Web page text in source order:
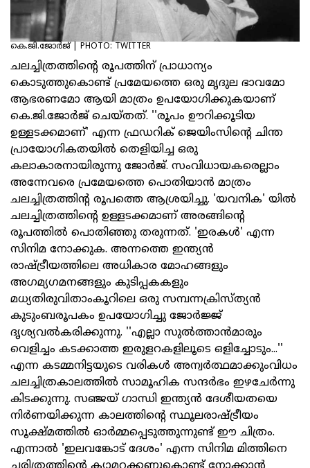
കെ.ജി.ജോര്‍ജ് | PHOTO: TWITTER
ചലച്ചിത്രത്തിന്റെ രൂപത്തിന് പ്രാധാന്യം
കൊടുത്തുകൊണ്ട് പ്രമേയത്തെ ഒരു മൃദുല ഭാവമോ
ആഭരണമോ ആയി മാത്രം ഉപയോഗിക്കുകയാണ്
കെ.ജി.ജോര്‍ജ് ചെയ്തത്. ''രൂപം ഊറിക്കൂടിയ
ഉള്ളടക്കമാണ്' എന്ന ഫ്രഡറിക് ജെയിംസിന്റെ ചിന്ത
പ്രായോഗികതയില്‍ തെളിയിച്ച ഒരു
കലാകാരനായിരുന്നു ജോര്‍ജ്. സംവിധായകരെല്ലാം
അന്നേവരെ പ്രമേയത്തെ പൊതിയാന്‍ മാത്രം
ചലച്ചിത്രത്തിന്റ രൂപത്തെ ആശ്രയിച്ചു. 'യവനിക' യില്‍
ചലച്ചിത്രത്തിന്റെ ഉള്ളടക്കമാണ് അരങ്ങിന്റെ
രൂപത്തില്‍ പൊതിഞ്ഞു തരുന്നത്. 'ഇരകള്‍' എന്ന
സിനിമ നോക്കുക. അന്നത്തെ ഇന്ത്യന്‍
രാഷ്ട്രീയത്തിലെ അധികാര മോഹങ്ങളും
അഗമ്യഗമനങ്ങളും കുടിപ്പകകളും
മധ്യതിരുവിതാംകൂറിലെ ഒരു സമ്പന്നക്രിസ്ത്യന്‍
കുടുംബരൂപകം ഉപയോഗിച്ചു ജോര്‍ജ്ജ്
ദൃശ്യവല്‍കരിക്കുന്നു. ''എല്ലാ സുല്‍ത്താന്‍മാരും
വെളിച്ചം കടക്കാത്ത ഇരുളറകളിലൂടെ ഒളിച്ചോടും...''
എന്ന കടമ്മനിട്ടയുടെ വരികള്‍ അന്വര്‍ത്ഥമാക്കുംവിധം
ചലച്ചിത്രകാലത്തില്‍ സാമൂഹിക സന്ദര്‍ഭം ഇഴചേര്‍ന്നു
കിടക്കുന്നു. സഞ്ജയ് ഗാന്ധി ഇന്ത്യന്‍ ദേശീയതയെ
നിര്‍ണയിക്കുന്ന കാലത്തിന്റെ സ്ഥൂലരാഷ്ട്രീയം
സൂക്ഷ്മത്തില്‍ ഓര്‍മ്മപ്പെടുത്തുന്നുണ്ട് ഈ ചിത്രം.
എന്നാല്‍ 'ഇലവങ്കോട് ദേശം' എന്ന സിനിമ മിത്തിനെ